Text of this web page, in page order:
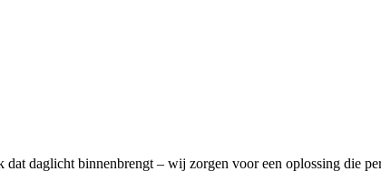
daglicht binnenbrengt – wij zorgen voor een oplossing die